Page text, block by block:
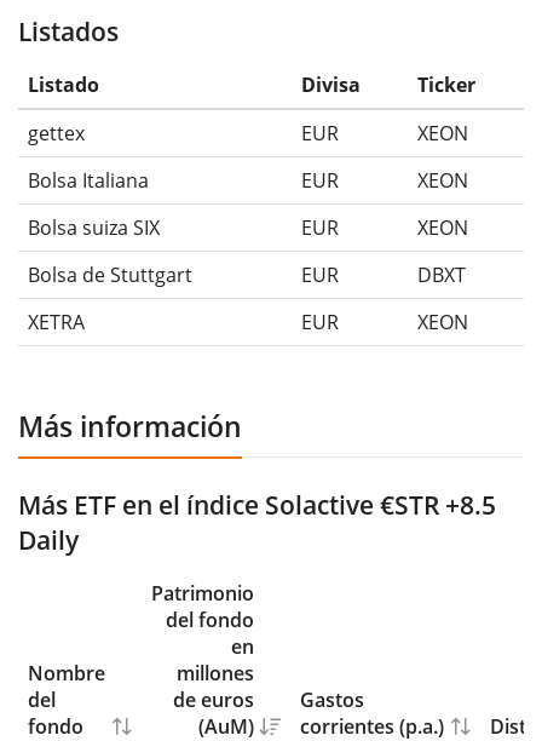
Listados
Listado Divisa
Ticker
gettex
EUR
XEON
Bolsa Italiana
EUR
XEON
Bolsa suiza SIX
EUR
XEON
Bolsa de Stuttgart
EUR
DBXT
XETRA
EUR XEON
Más información
Más ETF en el índice Solactive €STR +8.5
Daily
Nombre
del
fondo
Patrimonio
del fondo
en
millones
de euros
(AuM)
Gastos
corrientes (p.a.)